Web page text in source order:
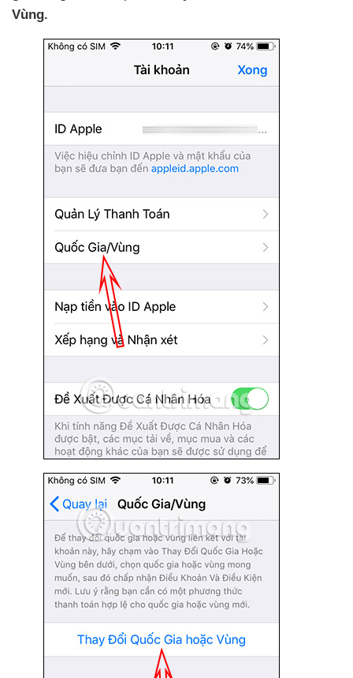
Vùng.